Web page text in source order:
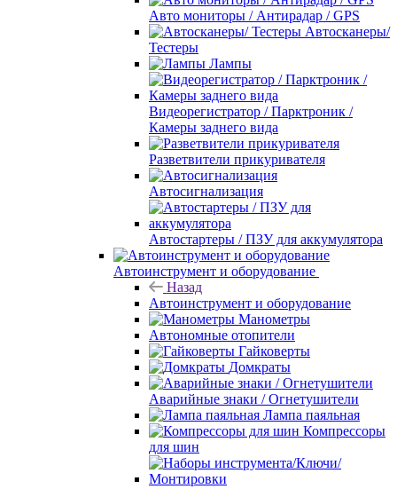
Авто мониторы / Антирадар / GPS
Автосканеры/
Тестеры
Лампы
Видеорегистратор / Парктроник /
Камеры заднего вида
Разветвители прикуривателя
Автосигнализация
Автостартеры / ПЗУ для аккумулятора
Автоинструмент и оборудование
Назад
Автоинструмент и оборудование
Манометры
Автономные отопители
Гайковерты
Домкраты
Аварийные знаки / Огнетушители
Лампа паяльная
Компрессоры
для шин